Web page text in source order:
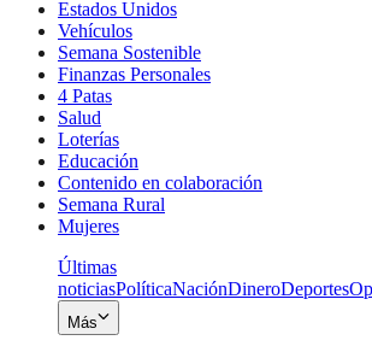
Estados Unidos
Vehículos
Semana Sostenible
Finanzas Personales
4 Patas
Salud
Loterías
Educación
Contenido en colaboración
Semana Rural
Mujeres
Últimas
noticiasPolíticaNaciónDineroDeportes
Más